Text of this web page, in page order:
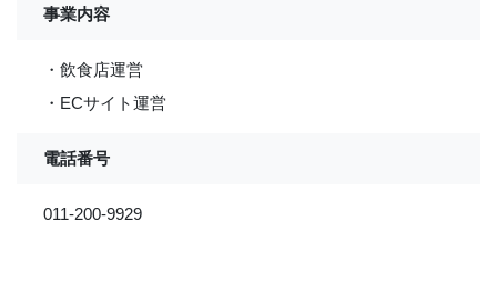
事業内容
・飲食店運営
・ECサイト運営
電話番号
011-200-9929